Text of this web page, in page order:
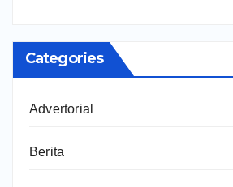
Categories
Advertorial
Berita